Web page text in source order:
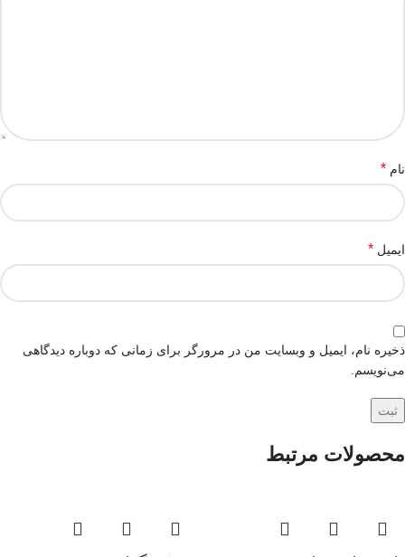
نام *
ایمیل *
ذخیره نام، ایمیل و وبسایت من در مرورگر برای زمانی که دوباره دیدگاهی
می‌نویسم.
محصولات مرتبط